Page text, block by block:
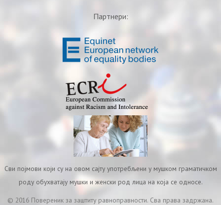
Партнери:
Сви појмови који су на овом сајту употребљени у мушком граматичком
роду обухватају мушки и женски род лица на која се односе.
© 2016 Повереник за заштиту равноправности. Сва права задржана.